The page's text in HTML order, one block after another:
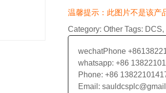
温馨提示：此图片不是该产
Category: Other Tags: DCS,
wechatPhone
whatsapp: +86
Phone: +86
Email: